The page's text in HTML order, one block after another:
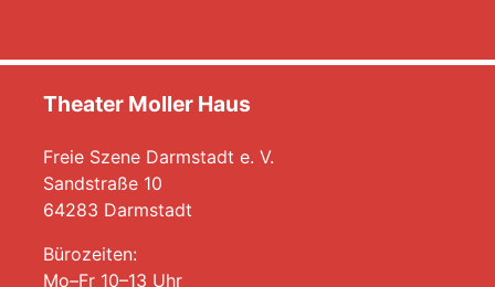
Theater Moller Haus
Freie Szene Darmstadt e. V.
Sandstraße 10
64283 Darmstadt
Bürozeiten:
Mo–Fr 10–13 Uhr